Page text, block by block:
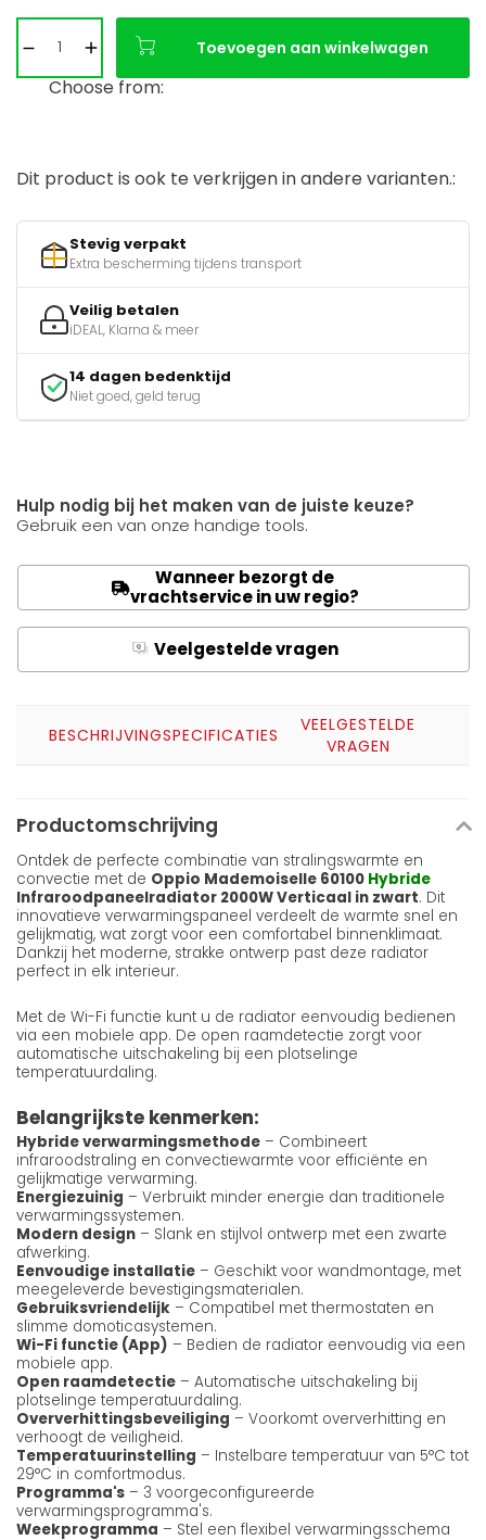
Toevoegen aan winkelwagen
Choose from:
Dit product is ook te verkrijgen in andere varianten.:
Stevig verpakt
Extra bescherming tijdens transport
Veilig betalen
iDEAL, Klarna & meer
14 dagen bedenktijd
Niet goed, geld terug
Hulp nodig bij het maken van de juiste keuze?
Gebruik een van onze handige tools.
Wanneer bezorgt de
vrachtservice in uw regio?
Q Veelgestelde vragen
BESCHRIJVINGSPECIFICATIES
VEELGESTELDE
VRAGEN
Productomschrijving
Ontdek de perfecte combinatie van stralingswarmte en
convectie met de Oppio Mademoiselle 60100 Hybride
Infraroodpaneelradiator 2000W Verticaal in zwart. Dit
innovatieve verwarmingspaneel verdeelt de warmte snel en
gelijkmatig, wat zorgt voor een comfortabel binnenklimaat.
Dankzij het moderne, strakke ontwerp past deze radiator
perfect in elk interieur.
Met de Wi-Fi functie kunt u de radiator eenvoudig bedienen
via een mobiele app. De open raamdetectie zorgt voor
automatische uitschakeling bij een plotselinge
temperatuurdaling.
Belangrijkste kenmerken:
Hybride verwarmingsmethode – Combineert
infraroodstraling en convectiewarmte voor efficiënte en
gelijkmatige verwarming.
Energiezuinig – Verbruikt minder energie dan traditionele
verwarmingssystemen.
Modern design – Slank en stijlvol ontwerp met een zwarte
afwerking.
Eenvoudige installatie – Geschikt voor wandmontage, met
meegeleverde bevestigingsmaterialen.
Gebruiksvriendelijk – Compatibel met thermostaten en
slimme domoticasystemen.
Wi-Fi functie (App) – Bedien de radiator eenvoudig via een
mobiele app.
Open raamdetectie – Automatische uitschakeling bij
plotselinge temperatuurdaling.
Oververhittingsbeveiliging – Voorkomt oververhitting en
verhoogt de veiligheid.
Temperatuurinstelling – Instelbare temperatuur van 5°C tot
29°C in comfortmodus.
Programma's – 3 voorgeconfigureerde
verwarmingsprogramma's.
Weekprogramma – Stel een flexibel verwarmingsschema